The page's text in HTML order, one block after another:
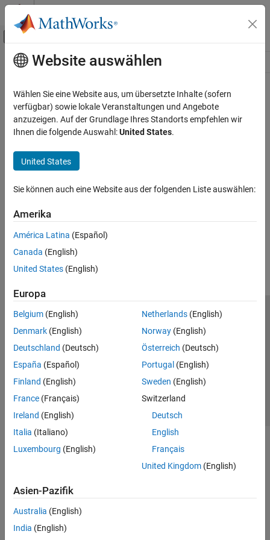
Weiter zum Inhalt
Umschaltung für Off-Canvas-
Ressource
Hauptinhalt
Website auswählen
Wählen Sie eine Website aus, um übersetzte Inhalte (sofern
verfügbar) sowie lokale Veranstaltungen und Angebote
anzuzeigen. Auf der Grundlage Ihres Standorts empfehlen wir
Ihnen die folgende Auswahl:United States.
United States
Sie können auch eine Website aus der folgenden Liste auswählen:
Amerika
América Latina (Español)
Canada (English)
United States (English)
Europa
Belgium (English)
Denmark (English)
Deutschland (Deutsch)
España (Español)
Finland (English)
France (Français)
Ireland (English)
Italia (Italiano)
Luxembourg (English)
Netherlands(English)
Norway(English)
Österreich (Deutsch)
Portugal (English)
Sweden (English)
Switzerland
Deutsch
English
Français
United Kingdom(English)
Asien-Pazifik
Australia (English)
India (English)
Trust Center
Datenschutz-Richtlinien
Datendiebstahl verhindern
Status von Anwendungen
© 1994-2026 The MathWorks, Inc.
Website auswählen
Deutschland